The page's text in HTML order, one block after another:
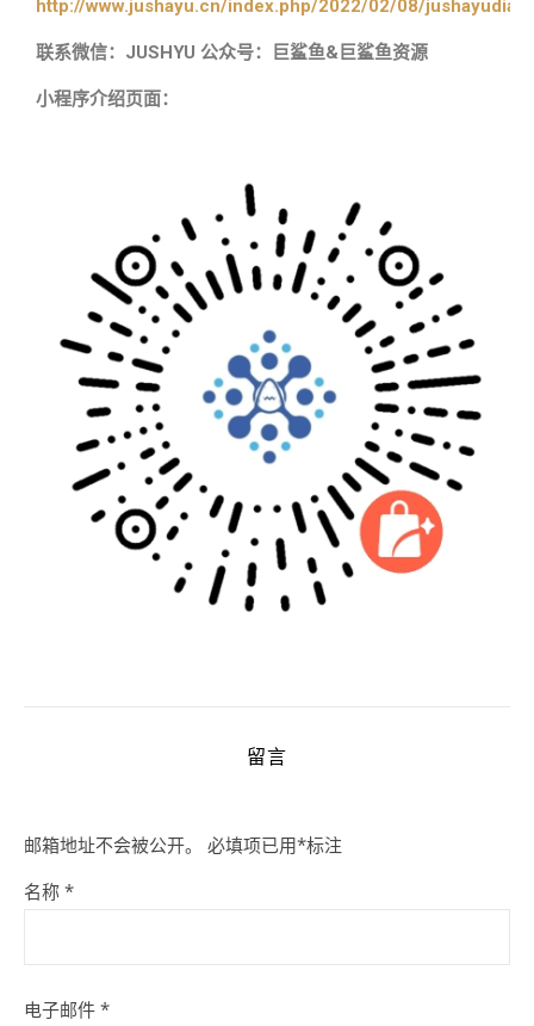
http://www.jushayu.cn/index.php/2022/02/08/
联系微信：JUSHYU 公众号：巨鲨鱼&巨鲨鱼资源
小程序介绍页面：
留言
邮箱地址不会被公开。 必填项已用*标注
名称 *
电子邮件 *